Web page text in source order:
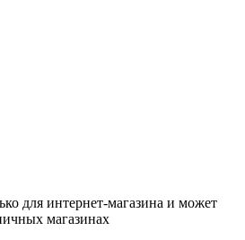
для интернет-магазина и может
магазинах